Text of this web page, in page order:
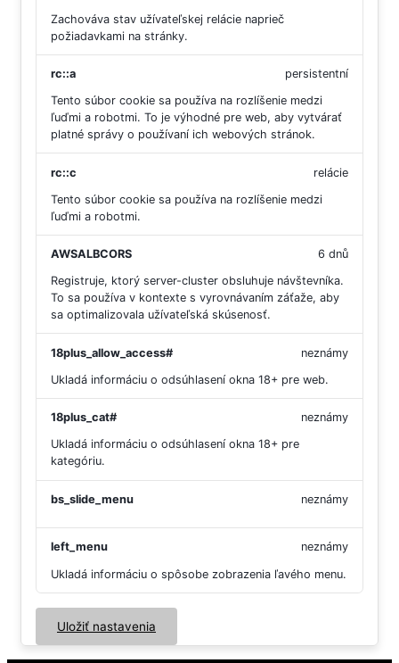
Zachováva stav užívateľskej relácie naprieč
požiadavkami na stránky.
rc::a
Tento súbor cookie sa používa na rozlíšenie medzi
ľuďmi a robotmi. To je výhodné pre web, aby vytvárať
platné správy o používaní ich webových stránok.
persistentní
rc::c
Tento súbor cookie sa používa na rozlíšenie medzi
ľuďmi a robotmi.
relácie
AWSALBCORS
Registruje, ktorý server-cluster obsluhuje návštevníka.
To sa používa v kontexte s vyrovnávaním záťaže, aby
sa optimalizovala užívateľská skúsenosť.
6 dnů
18plus_allow_access#
Ukladá informáciu o odsúhlasení okna 18+ pre web.
neznámy
18plus_cat#
Ukladá informáciu o odsúhlasení okna 18+ pre
kategóriu.
neznámy
bs_slide_menu neznámy
left_menu
Ukladá informáciu o spôsobe zobrazenia ľavého menu.
neznámy
Uložiť nastavenia